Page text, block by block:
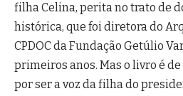
filha Celina, perita no trato de
histórica, que foi diretora do
CPDOC da Fundação Getúlio
primeiros anos. Mas o livro é
por ser a voz da filha do